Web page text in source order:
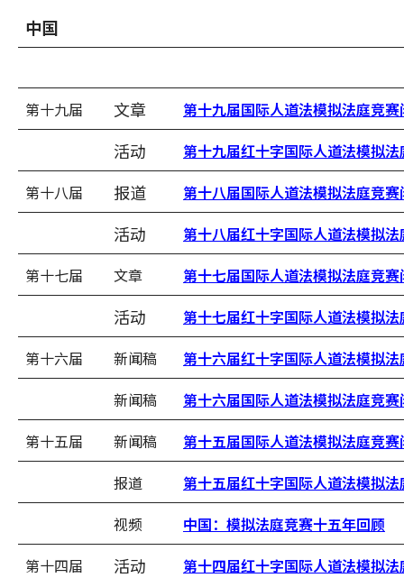
中国
第十九届 文章 第十九届国际人道法模拟法庭竞
活动
第十九届红十字国际人道法模拟
第十八届
报道 第十八届国际人道法模拟法庭竞
活动
第十八届红十字国际人道法模拟
第十七届
文章 第十七届国际人道法模拟法庭竞
活动
第十七届红十字国际人道法模拟
第十六届
新闻稿
第十六届红十字国际人道法模拟
新闻稿
第十六届国际人道法模拟法庭竞
第十五届
新闻稿
第十五届国际人道法模拟法庭竞
报道
第十五届红十字国际人道法模拟
视频
中国：模拟法庭竞赛十五年回顾
第十四届
活动
第十四届红十字国际人道法模拟